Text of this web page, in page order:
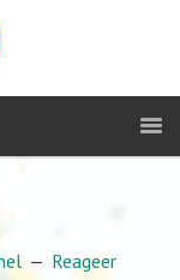
Reageer